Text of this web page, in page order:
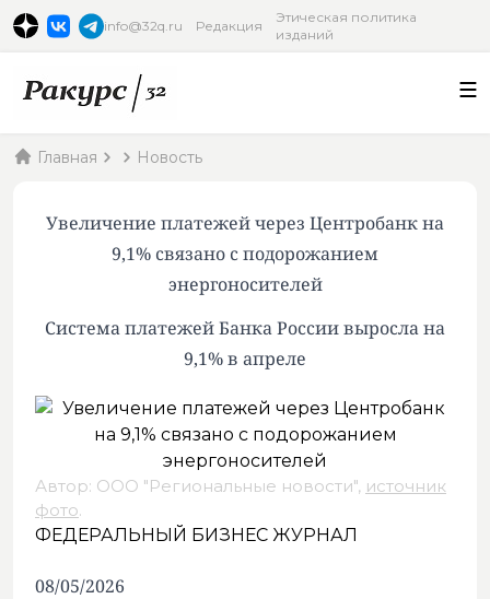
info@32q.ru Редакция
Этическая политика
изданий
Главная Новость
Увеличение платежей через Центробанк на
9,1% связано с подорожанием
энергоносителей
Система платежей Банка России выросла на
9,1% в апреле
Автор: ООО "Региональные новости", источник
фото.
ФЕДЕРАЛЬНЫЙ БИЗНЕС ЖУРНАЛ
08/05/2026